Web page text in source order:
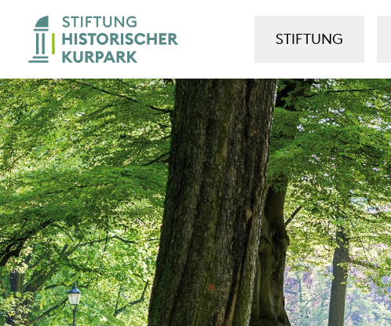
STIFTUNG